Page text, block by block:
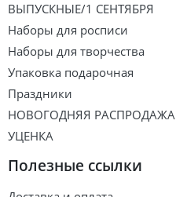
ВЫПУСКНЫЕ/1 СЕНТЯБРЯ
Наборы для росписи
Наборы для творчества
Упаковка подарочная
Праздники
НОВОГОДНЯЯ РАСПРОДАЖА
УЦЕНКА
Полезные ссылки